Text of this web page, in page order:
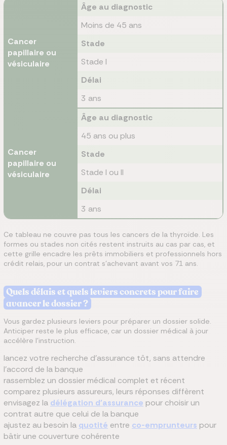
Cancer
papillaire ou
vésiculaire
Âge au diagnostic
Moins de 45 ans
Stade
Stade I
Délai
3 ans
Cancer
papillaire ou
vésiculaire
Âge au diagnostic
45 ans ou plus
Stade
Stade I ou II
Délai
3 ans
Ce tableau ne couvre pas tous les cancers de la thyroïde. Les
formes ou stades non cités restent instruits au cas par cas, et
cette grille encadre les prêts immobiliers et professionnels hors
crédit relais, pour un contrat s'achevant avant vos 71 ans.
Quels délais et quels leviers concrets pour faire
avancer le dossier ?
Vous gardez plusieurs leviers pour préparer un dossier solide.
Anticiper reste le plus efficace, car un dossier médical à jour
accélère l'instruction.
lancez votre recherche d'assurance tôt, sans attendre
l'accord de la banque
rassemblez un dossier médical complet et récent
comparez plusieurs assureurs, leurs réponses diffèrent
envisagez la délégation d'assurance pour choisir un
contrat autre que celui de la banque
ajustez au besoin la quotité entre co-emprunteurs pour
bâtir une couverture cohérente